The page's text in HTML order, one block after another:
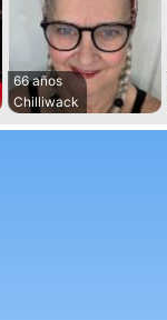
66 años
Chilliwack